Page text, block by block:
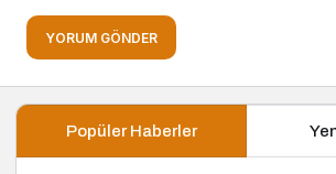
YORUM GÖNDER
Popüler Haberler